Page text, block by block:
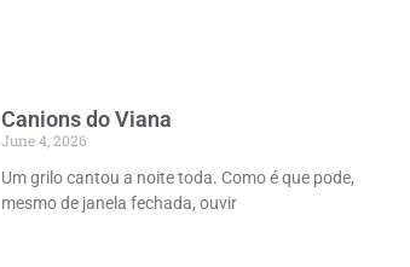
Canions do Viana
June 4, 2026
Um grilo cantou a noite toda. Como é que pode,
mesmo de janela fechada, ouvir